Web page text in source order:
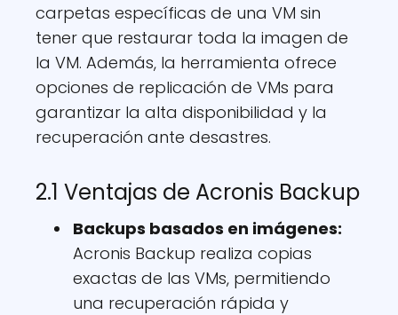
carpetas específicas de una VM sin
tener que restaurar toda la imagen de
la VM. Además, la herramienta ofrece
opciones de replicación de VMs para
garantizar la alta disponibilidad y la
recuperación ante desastres.
2.1 Ventajas de Acronis Backup
Backups basados en imágenes:
Acronis Backup realiza copias
exactas de las VMs, permitiendo
una recuperación rápida y